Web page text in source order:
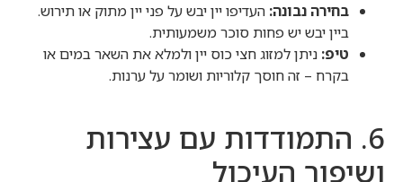
בחירה נבונה: העדיפו יין יבש על פני יין מתוק או תירוש.
ביין יבש יש פחות סוכר משמעותית.
טיפ: ניתן למזוג חצי כוס יין ולמלא את השאר במים או
בקרח – זה חוסך קלוריות ושומר על ערנות.
6. התמודדות עם עצירות
ושיפור העיכול
נעשה בהתאם למדיניות הפרטיות שלנו. לחיצה על
"אישור" מהווה הסכמה לשימוש זה.
אישור